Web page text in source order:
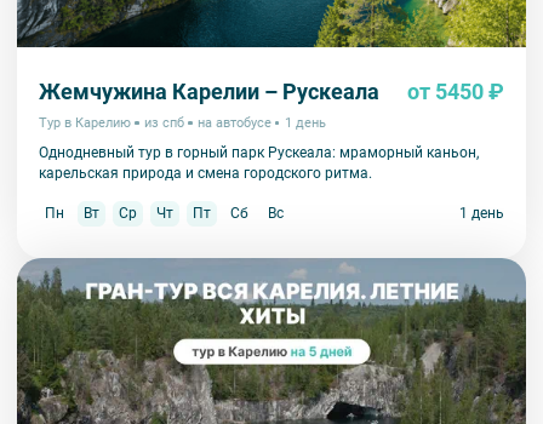
Жемчужина Карелии – Рускеала от 5450 ₽
Тур в Карелию из спб на автобусе 1 день
Однодневный тур в горный парк Рускеала: мраморный каньон,
карельская природа и смена городского ритма.
Пн Вт Ср Чт Пт Сб Вс 1 день